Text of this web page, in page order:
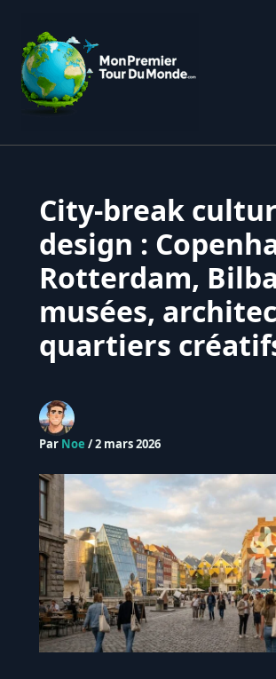
contenu
City-break
design :
Rotterdam,
musées,
quartiers
Par Noe /2 mars 2026